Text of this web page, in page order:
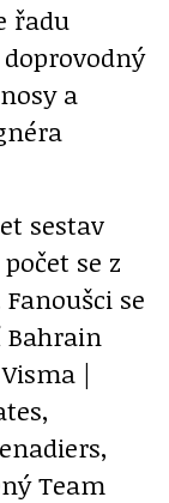
řadu
a
sestav
se z
se
Bahrain
|
Team